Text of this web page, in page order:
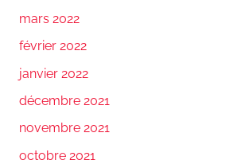
mars 2022
février 2022
janvier 2022
décembre 2021
novembre 2021
octobre 2021